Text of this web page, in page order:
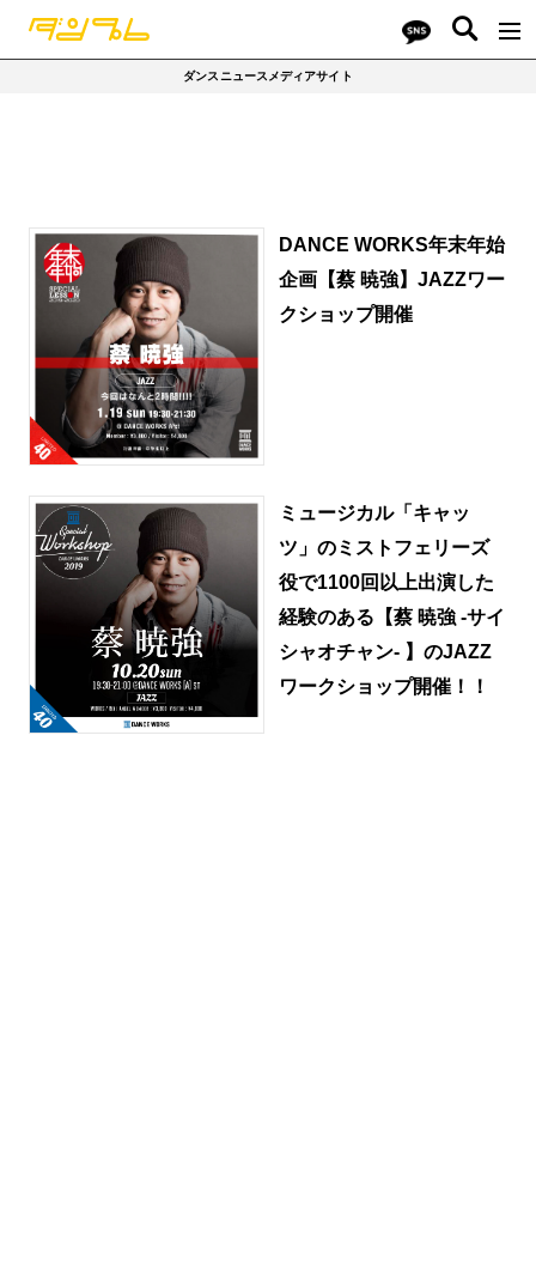
ダンスニュースメディアサイト
DANCE WORKS年末年始
企画【蔡 暁強】JAZZワー
クショップ開催
ミュージカル「キャッ
ツ」のミストフェリーズ
役で1100回以上出演した
経験のある【蔡 暁強 -サイ
シャオチャン- 】のJAZZ
ワークショップ開催！！